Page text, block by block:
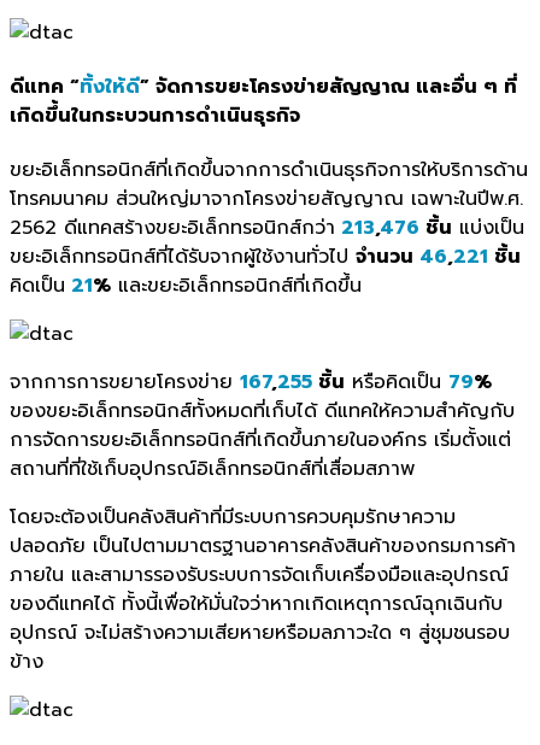
ดีแทค “ทิ้งให้ดี” จัดการขยะโครงข่ายสัญญาณ และอื่น ๆ ที่
เกิดขึ้นในกระบวนการดำเนินธุรกิจ
ขยะอิเล็กทรอนิกส์ที่เกิดขึ้นจากการดำเนินธุรกิจการให้บริการด้าน
โทรคมนาคม ส่วนใหญ่มาจากโครงข่ายสัญญาณ เฉพาะในปีพ.ศ.
2562 ดีแทคสร้างขยะอิเล็กทรอนิกส์กว่า 213,476 ชิ้น แบ่งเป็น
ขยะอิเล็กทรอนิกส์ที่ได้รับจากผู้ใช้งานทั่วไป จำนวน 46,221 ชิ้น
คิดเป็น 21% และขยะอิเล็กทรอนิกส์ที่เกิดขึ้น
จากการการขยายโครงข่าย 167,255 ชิ้น หรือคิดเป็น 79%
ของขยะอิเล็กทรอนิกส์ทั้งหมดที่เก็บได้ ดีแทคให้ความสำคัญกับ
การจัดการขยะอิเล็กทรอนิกส์ที่เกิดขึ้นภายในองค์กร เริ่มตั้งแต่
สถานที่ที่ใช้เก็บอุปกรณ์อิเล็กทรอนิกส์ที่เสื่อมสภาพ
โดยจะต้องเป็นคลังสินค้าที่มีระบบการควบคุมรักษาความ
ปลอดภัย เป็นไปตามมาตรฐานอาคารคลังสินค้าของกรมการค้า
ภายใน และสามารรองรับระบบการจัดเก็บเครื่องมือและอุปกรณ์
ของดีแทคได้ ทั้งนี้เพื่อให้มั่นใจว่าหากเกิดเหตุการณ์ฉุกเฉินกับ
อุปกรณ์ จะไม่สร้างความเสียหายหรือมลภาวะใด ๆ สู่ชุมชนรอบ
ข้าง